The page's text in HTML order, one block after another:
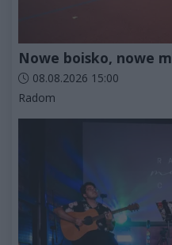
Nowe boisko, nowe
Data dodania artykułu:
08.08.2026 15:00
Kategorie artykułu:
Radom